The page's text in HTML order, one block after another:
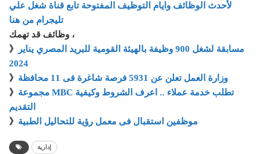
لأحدث الوظائف وايام التوظيف المفتوحة تابع قناة شغل علي
تليجرام من هنا
وظائف قد تهمك ،
》
مسابقة لشغل 900 وظيفة بالهيئة القومية للبريد المصري يناير
2024
》
وزارة العمل تعلن عن 5931 فرصة شاغرة فى 11 محافظة
》 مجموعة MBC تطلب خدمة عملاء .. اعرف الشروط وكيفية
التقديم
》 موظفين استقبال فى معمل رؤية للتحاليل الطبية
إدارية